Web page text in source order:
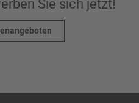
Sie sich jetzt!